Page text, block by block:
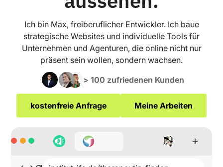
Ich bin Max, freiberuflicher Entwickler. Ich baue
strategische Websites und individuelle Tools für
Unternehmen und Agenturen, die online nicht nur
präsent sein wollen, sondern wachsen.
> 100 zufriedenen Kunden
kostenfreie Anfrage Meine Arbeiten